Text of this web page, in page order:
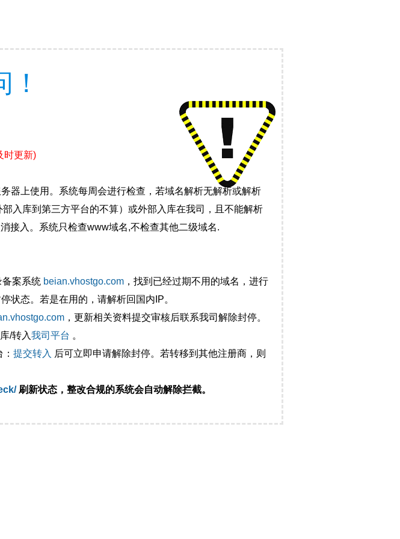
时更新)
器上使用。系统每周会进行检查，若域名解析无解析或解析
入库到第三方平台的不算）或外部入库在我司，且不能解析
接入。系统只检查www域名,不检查其他二级域名.
备案系统 beian.vhostgo.com ，找到已经过期不用的域名，进行
状态。若是在用的，请解析回国内IP。
，更新相关资料提交审核后联系我司解除封停。
/转入我司平台 。
提交转入 后可立即申请解除封停。若转移到其他注册商，则
刷新状态，整改合规的系统会自动解除拦截。